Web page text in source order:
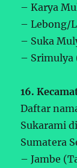
– Karya
– Lebong/
– Suka
– Srimulya
16.
Daftar
Sukarami
Sumatera
– Jambe